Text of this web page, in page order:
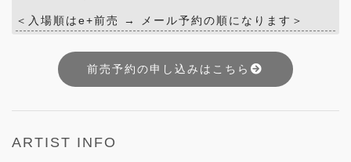
＜入場順はe+前売 → メール予約の順になります＞
前売予約の申し込みはこちら
ARTIST INFO